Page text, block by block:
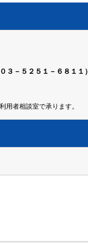
３－５２５１－６８１１）
用者相談室で承ります。